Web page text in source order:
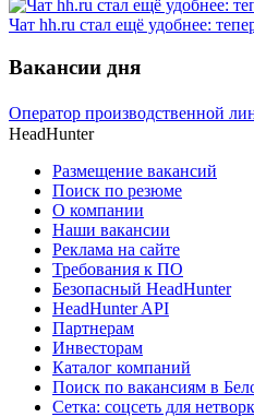
Чат hh.ru стал ещё удобнее:
Вакансии дня
Оператор производственной
HeadHunter
Размещение вакансий
Поиск по резюме
О компании
Наши вакансии
Реклама на сайте
Требования к ПО
Безопасный HeadHunter
HeadHunter API
Партнерам
Инвесторам
Каталог компаний
Поиск по вакансиям в
Сетка: соцсеть для